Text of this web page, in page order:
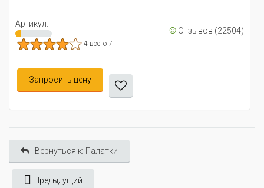
Артикул: ☺ Отзывов (22504)
4 всего 7
Запросить цену
Вернуться к: Палатки
Предыдущий